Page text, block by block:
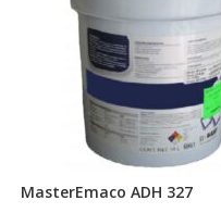
MasterEmaco ADH 327